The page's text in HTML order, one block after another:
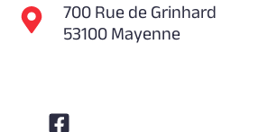
700 Rue de Grinhard
53100 Mayenne